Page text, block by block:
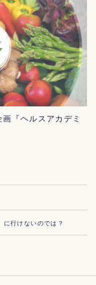
『ヘルスアカデミ
行けないのでは？